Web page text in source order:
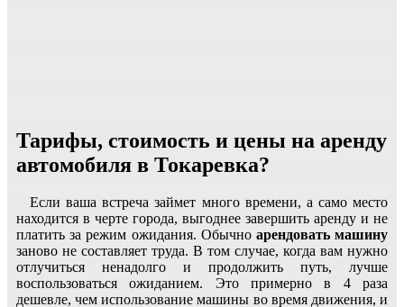
Тарифы, стоимость и цены на аренду
автомобиля в Токаревка?
Если ваша встреча займет много времени, а само место
находится в черте города, выгоднее завершить аренду и не
платить за режим ожидания. Обычно арендовать машину
заново не составляет труда. В том случае, когда вам нужно
отлучиться ненадолго и продолжить путь, лучше
воспользоваться ожиданием. Это примерно в 4 раза
дешевле, чем использование машины во время движения, и